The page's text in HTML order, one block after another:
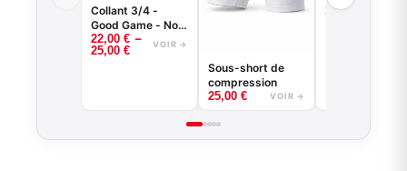
Collant 3/4 -
Good Game - Noir
ou Blanc -
BASKETBALL
22,00 € –
25,00 € VOIR →
Sous-short de
compression
25,00 € VOIR →
manches
35,00